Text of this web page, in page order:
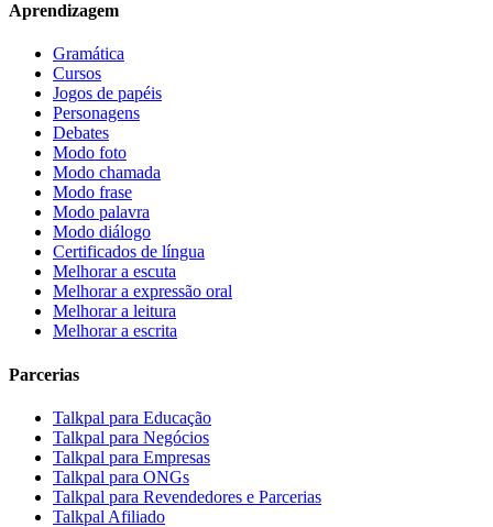
Aprendizagem
Gramática
Cursos
Jogos de papéis
Personagens
Debates
Modo foto
Modo chamada
Modo frase
Modo palavra
Modo diálogo
Certificados de língua
Melhorar a escuta
Melhorar a expressão oral
Melhorar a leitura
Melhorar a escrita
Parcerias
Talkpal para Educação
Talkpal para Negócios
Talkpal para Empresas
Talkpal para ONGs
Talkpal para Revendedores e Parcerias
Talkpal Afiliado